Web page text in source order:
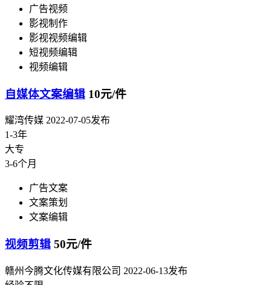
广告视频
影视制作
影视视频编辑
短视频编辑
视频编辑
自媒体文案编辑 10元/件
耀湾传媒 2022-07-05发布
1-3年
大专
3-6个月
广告文案
文案策划
文案编辑
视频剪辑 50元/件
赣州今腾文化传媒有限公司 2022-06-13发布